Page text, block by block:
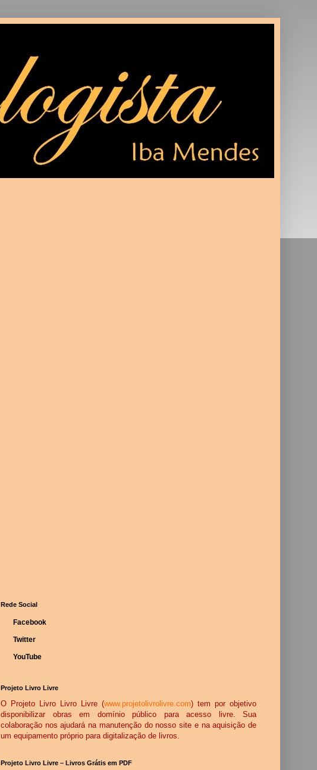
Rede Social
Facebook
Twitter
YouTube
Projeto Livro Livre
O Projeto Livro Livro Livre (www.projetolivrolivre.com) tem por objetivo
disponibilizar obras em domínio público para acesso livre. Sua
colaboração nos ajudará na manutenção do nosso site e na aquisição de
um equipamento próprio para digitalização de livros.
Projeto Livro Livre – Livros Grátis em PDF